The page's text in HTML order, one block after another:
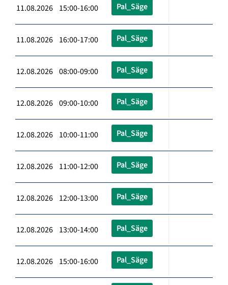
11.08.2026 15:00-16:00 Pal_Säge
11.08.2026 16:00-17:00 Pal_Säge
12.08.2026 08:00-09:00 Pal_Säge
12.08.2026 09:00-10:00 Pal_Säge
12.08.2026 10:00-11:00 Pal_Säge
12.08.2026 11:00-12:00 Pal_Säge
12.08.2026 12:00-13:00 Pal_Säge
12.08.2026 13:00-14:00 Pal_Säge
12.08.2026 15:00-16:00 Pal_Säge